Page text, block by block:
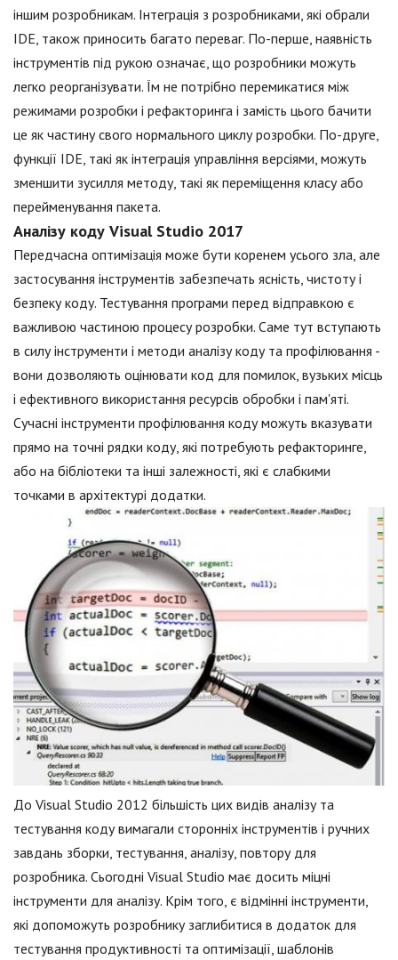
іншим розробникам. Інтеграція з розробниками, які обрали
IDE, також приносить багато переваг. По-перше, наявність
інструментів під рукою означає, що розробники можуть
легко реорганізувати. Їм не потрібно перемикатися між
режимами розробки і рефакторинга і замість цього бачити
це як частину свого нормального циклу розробки. По-друге,
функції IDE, такі як інтеграція управління версіями, можуть
зменшити зусилля методу, такі як переміщення класу або
перейменування пакета.
Аналізу коду Visual Studio 2017
Передчасна оптимізація може бути коренем усього зла, але
застосування інструментів забезпечать ясність, чистоту і
безпеку коду. Тестування програми перед відправкою є
важливою частиною процесу розробки. Саме тут вступають
в силу інструменти і методи аналізу коду та профілювання -
вони дозволяють оцінювати код для помилок, вузьких місць
і ефективного використання ресурсів обробки і пам'яті.
Сучасні інструменти профілювання коду можуть вказувати
прямо на точні рядки коду, які потребують рефакторинге,
або на бібліотеки та інші залежності, які є слабкими
точками в архітектурі додатки.
До Visual Studio 2012 більшість цих видів аналізу та
тестування коду вимагали сторонніх інструментів і ручних
завдань зборки, тестування, аналізу, повтору для
розробника. Сьогодні Visual Studio має досить міцні
інструменти для аналізу. Крім того, є відмінні інструменти,
які допоможуть розробнику заглибитися в додаток для
тестування продуктивності та оптимізації, шаблонів